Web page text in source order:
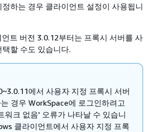
하는 경우 클라이언트 설정이 사용됩니
트 버전 3.0.12부터는 프록시 서버를 사
할 수도 있습니다.
에서 사용자 지정 프록시 서버
경우 WorkSpace에 로그인하려고
워크 없음' 오류가 나타날 수 있습니
클라이언트에서 사용자 지정 프록